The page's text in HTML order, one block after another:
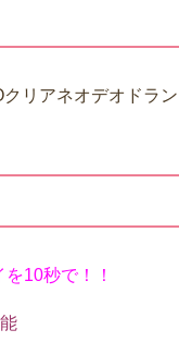
リアネオデオドラン
10秒で！！